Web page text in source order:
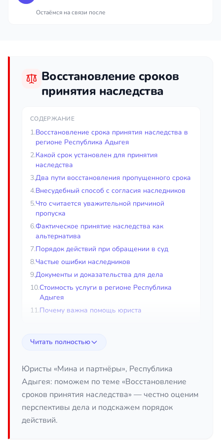
Остаёмся на связи после
Восстановление сроков
принятия наследства
СОДЕРЖАНИЕ
1.Восстановление срока принятия наследства в
регионе Республика Адыгея
2.Какой срок установлен для принятия
наследства
3.Два пути восстановления пропущенного срока
4.Внесудебный способ с согласия наследников
5.Что считается уважительной причиной
пропуска
6.Фактическое принятие наследства как
альтернатива
7.Порядок действий при обращении в суд
8.Частые ошибки наследников
9.Документы и доказательства для дела
10.Стоимость услуги в регионе Республика
Адыгея
11.Почему важна помощь юриста
Восстановление срока принятия
Адыгея
Если вы пропустили срок принятия наследства,
это ещё не означает, что право на имущество
утрачено навсегда. Закон предусматривает
несколько способов вернуть срок и оформить
Читать полностью
Юристы «Мина и партнёры», Республика
Адыгея: поможем по теме «Восстановление
сроков принятия наследства» — честно оценим
перспективы дела и подскажем порядок
действий.